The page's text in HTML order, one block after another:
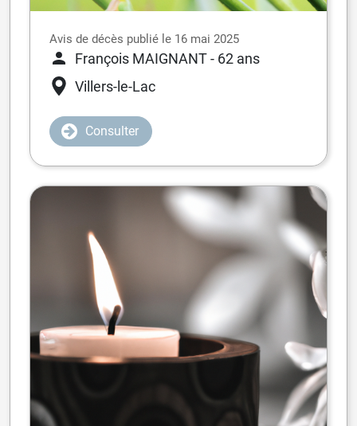
Avis de décès publié le 16 mai 2025
François MAIGNANT- 62 ans
Villers-le-Lac
Consulter